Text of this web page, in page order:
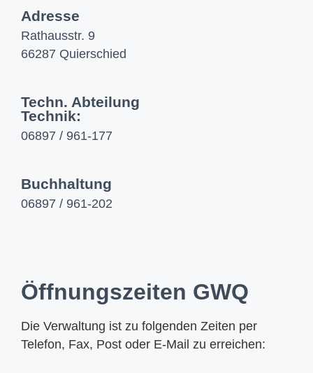
Adresse
Rathausstr. 9
66287 Quierschied
Techn. Abteilung
Technik:
06897 / 961-177
Buchhaltung
06897 / 961-202
Öffnungszeiten GWQ
Die Verwaltung ist zu folgenden Zeiten per
Telefon, Fax, Post oder E-Mail zu erreichen: